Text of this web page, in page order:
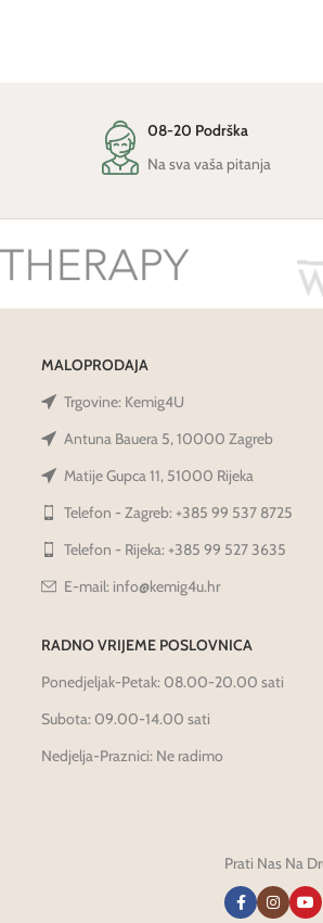
08-20 Podrška
Na sva vaša pitanja
MALOPRODAJA
Trgovine: Kemig4U
Antuna Bauera 5, 10000 Zagreb
Matije Gupca 11, 51000 Rijeka
Telefon - Zagreb: +385 99 537 8725
Telefon - Rijeka: +385 99 527 3635
E-mail: info@kemig4u.hr
RADNO VRIJEME POSLOVNICA
Ponedjeljak-Petak: 08.00-20.00 sati
Subota: 09.00-14.00 sati
Nedjelja-Praznici: Ne radimo
Prati Nas Na